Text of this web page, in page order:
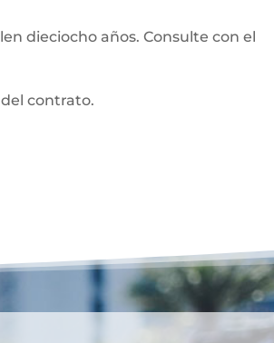
dieciocho años. Consulte con el
contrato.